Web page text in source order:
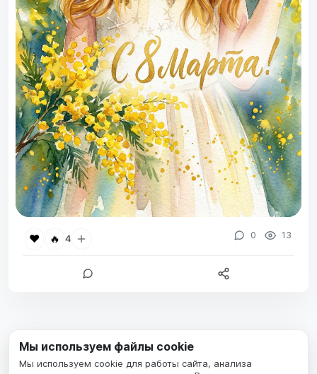
❤️ 🔥 4 0 13
Мы используем файлы cookie
Мы используем cookie для работы сайта, анализа